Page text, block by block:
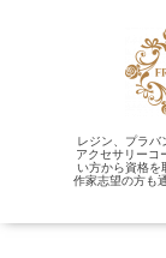
レジン、プラ
アクセサリーコ
い方から資格を
作家志望の方も